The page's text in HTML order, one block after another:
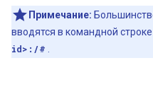
Примечание:
вводятся в командной
id>:/#